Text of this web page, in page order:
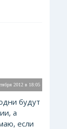
2012 в 18:05
будут
а
если